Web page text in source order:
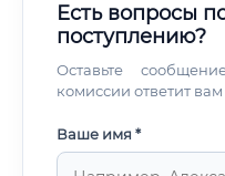
Есть вопросы
поступлению?
Оставьте
комиссии ответит
Ваше имя *